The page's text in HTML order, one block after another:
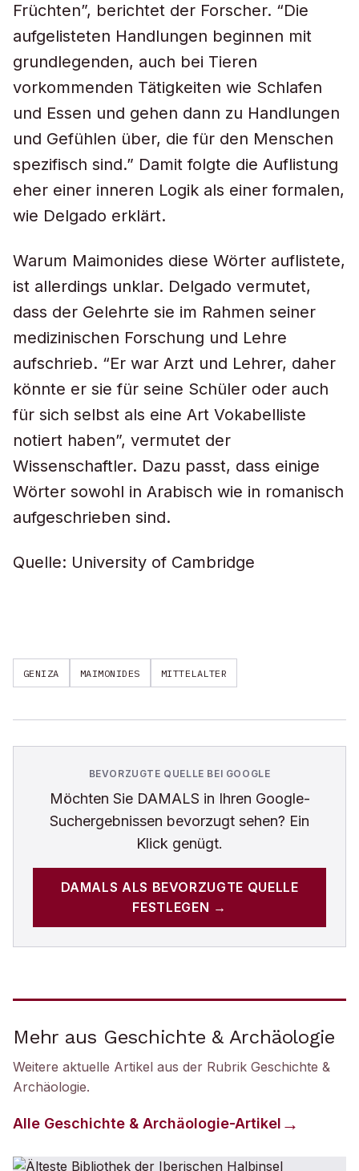
Früchten”, berichtet der Forscher. “Die
aufgelisteten Handlungen beginnen mit
grundlegenden, auch bei Tieren
vorkommenden Tätigkeiten wie Schlafen
und Essen und gehen dann zu Handlungen
und Gefühlen über, die für den Menschen
spezifisch sind.” Damit folgte die Auflistung
eher einer inneren Logik als einer formalen,
wie Delgado erklärt.
Warum Maimonides diese Wörter auflistete,
ist allerdings unklar. Delgado vermutet,
dass der Gelehrte sie im Rahmen seiner
medizinischen Forschung und Lehre
aufschrieb. “Er war Arzt und Lehrer, daher
könnte er sie für seine Schüler oder auch
für sich selbst als eine Art Vokabelliste
notiert haben”, vermutet der
Wissenschaftler. Dazu passt, dass einige
Wörter sowohl in Arabisch wie in romanisch
aufgeschrieben sind.
Quelle: University of Cambridge
GENIZA MAIMONIDES MITTELALTER
BEVORZUGTE QUELLE BEI GOOGLE
Möchten Sie DAMALS in Ihren Google-
Suchergebnissen bevorzugt sehen? Ein
Klick genügt.
DAMALS ALS BEVORZUGTE QUELLE
FESTLEGEN →
Mehr aus Geschichte & Archäologie
Weitere aktuelle Artikel aus der Rubrik Geschichte &
Archäologie.
Alle Geschichte & Archäologie-Artikel